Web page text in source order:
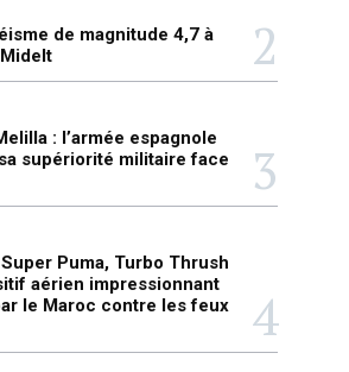
de magnitude 4,7 à
: l’armée espagnole
supériorité militaire face
Puma, Turbo Thrush
aérien impressionnant
le Maroc contre les feux